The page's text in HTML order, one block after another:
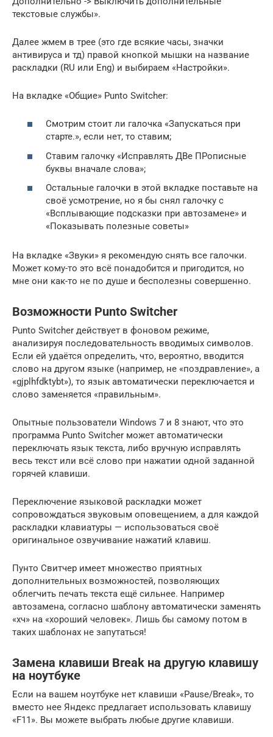
текстовые службы».
Далее жмем в трее (это где всякие часы, значки
антивируса и тд) правой кнопкой мышки на название
раскладки (RU или Eng) и выбираем «Настройки».
На вкладке «Общие» Punto Switcher:
Смотрим стоит ли галочка «Запускаться при
старте.», если нет, то ставим;
Ставим галочку «Исправлять ДВе ПРописные
буквы вначале слова»;
Остальные галочки в этой вкладке поставьте на
своё усмотрение, но я бы снял галочку с
«Всплывающие подсказки при автозамене» и
«Показывать полезные советы»
На вкладке «Звуки» я рекомендую снять все галочки.
Может кому-то это всё понадобится и пригодится, но
мне они как-то не по душе и бесполезны совершенно.
Возможности Punto Switcher
Punto Switcher действует в фоновом режиме,
анализируя последовательность вводимых символов.
Если ей удаётся определить, что, вероятно, вводится
слово на другом языке (например, не «поздравление», а
«gjplhfdktybt»), то язык автоматически переключается и
слово заменяется «правильным».
Опытные пользователи Windows 7 и 8 знают, что это
программа Punto Switcher может автоматически
переключать язык текста, либо вручную исправлять
весь текст или всё слово при нажатии одной заданной
горячей клавиши.
Переключение языковой раскладки может
сопровождаться звуковым оповещением, а для каждой
раскладки клавиатуры — использоваться своё
оригинальное озвучивание нажатий клавиш.
Пунто Свитчер имеет множество приятных
дополнительных возможностей, позволяющих
облегчить печать текста ещё сильнее. Например
автозамена, согласно шаблону автоматически заменять
«хч» на «хороший человек». Лишь бы самому потом в
таких шаблонах не запутаться!
Замена клавиши Break на другую клавишу
на ноутбуке
Если на вашем ноутбуке нет клавиши «Pause/Break», то
вместо нее Яндекс предлагает использовать клавишу
«F11». Вы можете выбрать любые другие клавиши.